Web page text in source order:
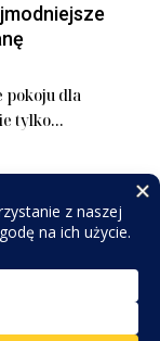
dla
tylko...
zastrzeżone